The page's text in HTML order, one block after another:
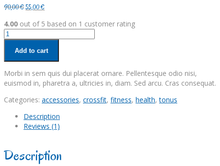
90,00€Original
was:
55,00€
is:
4.00 out of 5 based on 1 customer rating
Electronic
Scales
quantity
Add to cart
Morbi in sem quis dui placerat ornare. Pellentesque odio nisi,
euismod in, pharetra a, ultricies in, diam. Sed arcu. Cras consequat.
Categories: accessories, crossfit, fitness, health,tonus
Description
Reviews (1)
Description